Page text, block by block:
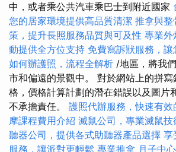
中，或者乘公共汽車乘巴士到附近國家
您的居家環境提供高品質清潔 推拿與整
策，提升長照服務品質與可及性 專業外
動提供全方位支持 免費寫訴狀服務，
如何辦護照，流程全解析 /地區，將我
市和偏遠的景觀中。 對於網站上的拼
格，價格計算計劃的潛在錯誤以及圖片
不承擔責任。 護照代辦服務，快速有效
摩課程費用介紹 滅鼠公司，專業滅鼠
聽器公司，提供各式助聽器產品選擇 享
服務，讓派對更輕鬆 專業推拿 月子中